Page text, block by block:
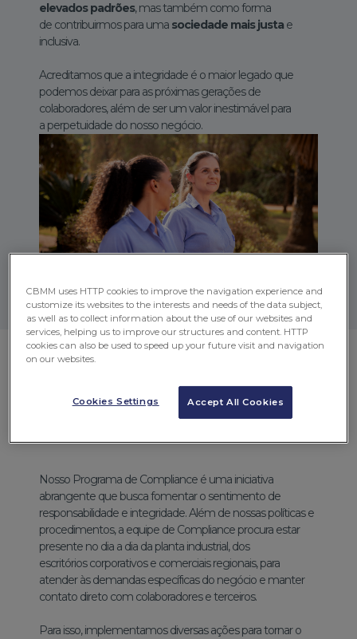
elevados padrões, mas também como forma
de contribuirmos para uma sociedade mais justa e
inclusiva.
Acreditamos que a integridade é o maior legado que
podemos deixar para as próximas gerações de
colaboradores, além de ser um valor inestimável para
a perpetuidade do nosso negócio.
Como é o nosso
programa de
compliance?
Nosso Programa de Compliance é uma iniciativa
abrangente que busca fomentar o sentimento de
responsabilidade e integridade. Além de nossas políticas e
procedimentos, a equipe de Compliance procura estar
presente no dia a dia da planta industrial, dos
escritórios corporativos e comerciais regionais, para
atender às demandas específicas do negócio e manter
contato direto com colaboradores e terceiros.
Para isso, implementamos diversas ações para tornar o
CBMM uses HTTP cookies to improve the navigation experience and
customize its websites to the interests and needs of the data subject,
as well as to collect information about the use of our websites and
services, helping us to improve our structures and content. HTTP
cookies can also be used to speed up your future visit and navigation
on our websites.
Accept All Cookies
Cookies Settings